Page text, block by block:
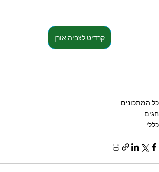
קרדיט לצביה אורן
כל המתכונים
חגים
כללי